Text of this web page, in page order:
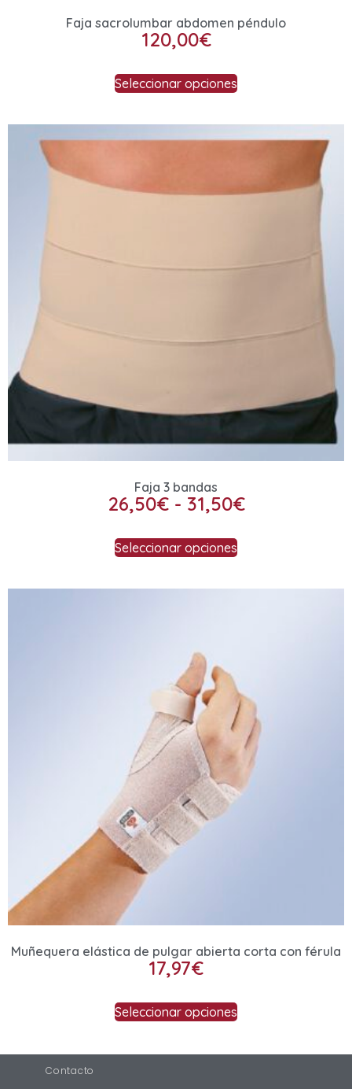
Faja sacrolumbar abdomen péndulo
120,00€
Seleccionar opciones
Faja 3 bandas
26,50€ - 31,50€
Seleccionar opciones
Muñequera elástica de pulgar abierta corta con férula
17,97€
Seleccionar opciones
Contacto